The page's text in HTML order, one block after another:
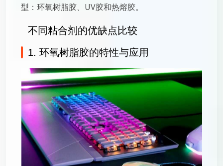
型：环氧树脂胶、UV胶和热熔胶。
不同粘合剂的优缺点比较
1. 环氧树脂胶的特性与应用